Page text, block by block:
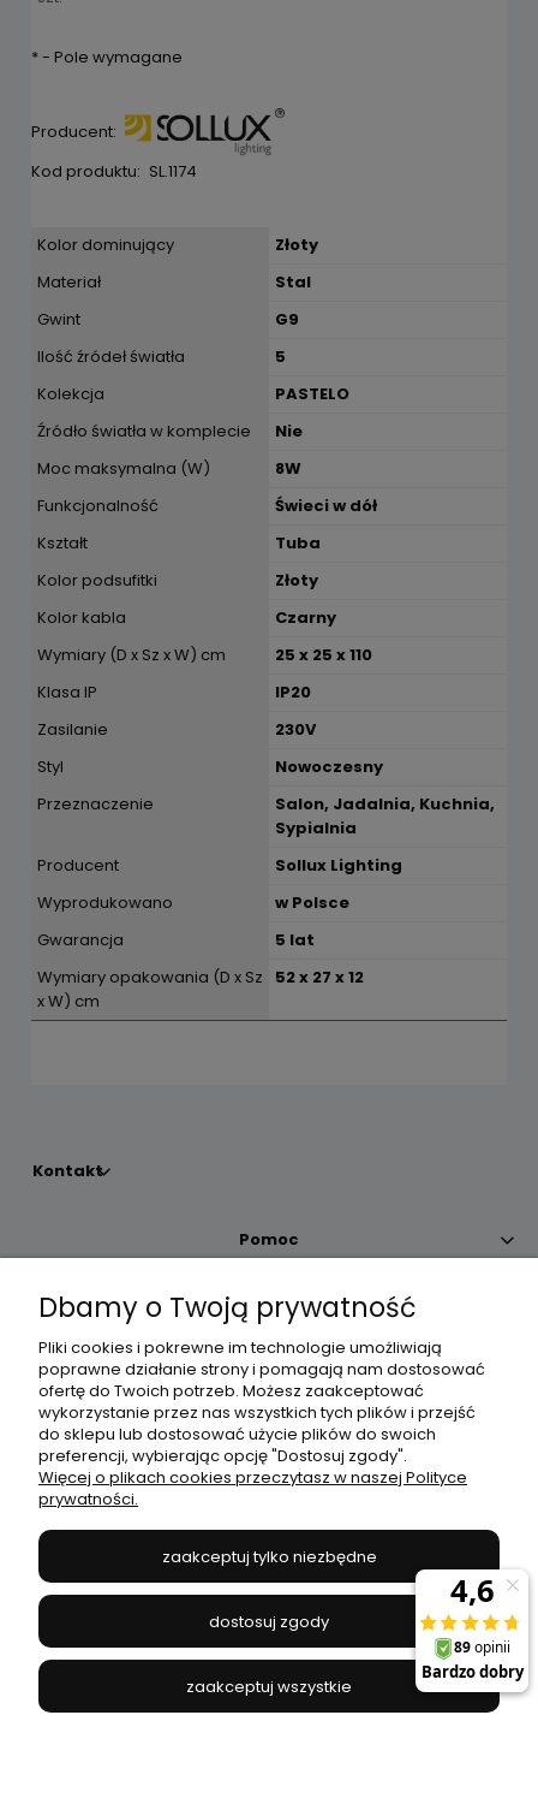
*- Pole wymagane
Producent:
Kod produktu: SL.1174
Kolor dominujący
Złoty
Materiał
Stal
Gwint
G9
Ilość źródeł światła
5
Kolekcja
PASTELO
Źródło światła w komplecie
Nie
Moc maksymalna (W)
8W
Funkcjonalność
Świeci w dół
Kształt
Tuba
Kolor podsufitki
Złoty
Kolor kabla
Czarny
Wymiary (D x Sz x W) cm
25 x 25 x 110
Klasa IP
IP20
Zasilanie
230V
Styl
Nowoczesny
Przeznaczenie
Salon, Jadalnia, Kuchnia,
Sypialnia
Producent
Sollux Lighting
Wyprodukowano
w Polsce
Gwarancja
5 lat
Wymiary opakowania (D x Sz
x W) cm
52 x 27 x 12
Kontakt
Pomoc
Moje konto
Płatności i dostawa
Informacje
JANEX
669-050-03-43
504 545 749//E-mail:sklep@janexmarket.pl
Dbamy o Twoją prywatność
Pliki cookies i pokrewne im technologie umożliwiają
poprawne działanie strony i pomagają nam dostosować
ofertę do Twoich potrzeb. Możesz zaakceptować
wykorzystanie przez nas wszystkich tych plików i przejść
do sklepu lub dostosować użycie plików do swoich
preferencji, wybierając opcję "Dostosuj zgody".
Więcej o plikach cookies przeczytasz w naszej Polityce
prywatności.
zaakceptuj tylko niezbędne
dostosuj zgody
zaakceptuj wszystkie